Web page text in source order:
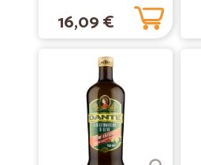
16,09 €